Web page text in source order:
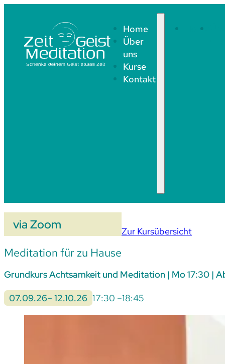
Home
Über
uns
Kurse
Kontakt
Home
via Zoom
Meditation für zu Hause
Zur Kursübersicht
Grundkurs Achtsamkeit und Meditation | Mo 17:30 |
07.09.26– 12.10.26 17:30 –18:45